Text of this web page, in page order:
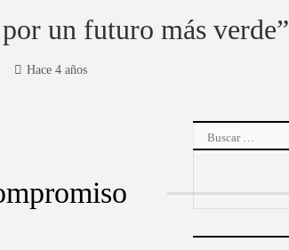
un futuro más verde”
Hace 4 años
Buscar: